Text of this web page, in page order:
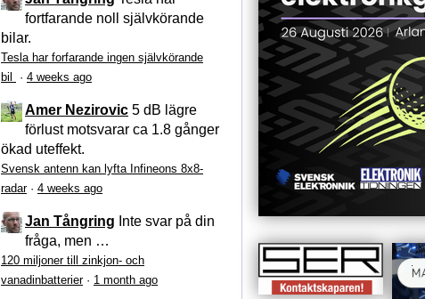
fortfarande noll självkörande
bilar.
Tesla har forfarande ingen självkörande
bil
· 4 weeks ago
Amer Nezirovic 5 dB lägre
förlust motsvarar ca 1.8 gånger
ökad uteffekt.
Svensk antenn kan lyfta Infineons 8x8-
radar· 4 weeks ago
Jan Tångring Inte svar på din
fråga, men …
120 miljoner till zinkjon- och
vanadinbatterier· 1 month ago